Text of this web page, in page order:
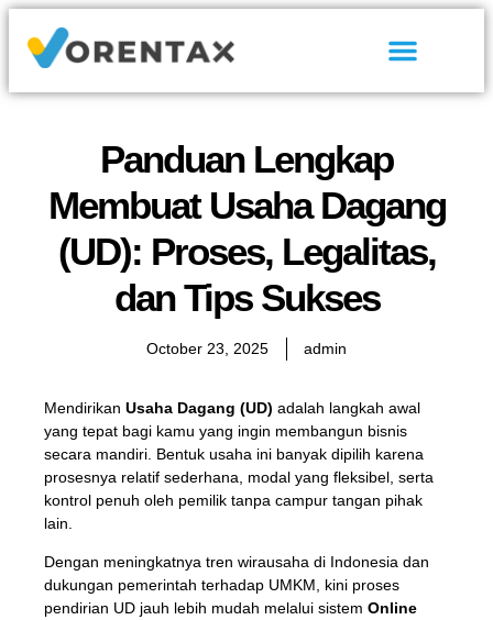
Panduan Lengkap
Membuat Usaha Dagang
(UD): Proses, Legalitas,
dan Tips Sukses
October 23, 2025 admin
Mendirikan Usaha Dagang (UD) adalah langkah awal
yang tepat bagi kamu yang ingin membangun bisnis
secara mandiri. Bentuk usaha ini banyak dipilih karena
prosesnya relatif sederhana, modal yang fleksibel, serta
kontrol penuh oleh pemilik tanpa campur tangan pihak
lain.
Dengan meningkatnya tren wirausaha di Indonesia dan
dukungan pemerintah terhadap UMKM, kini proses
pendirian UD jauh lebih mudah melalui sistem Online